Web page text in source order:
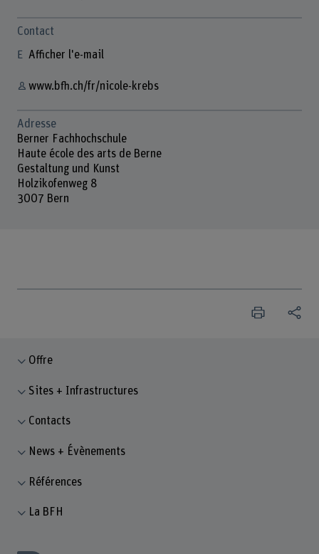
Contact
Afficher l'e-mail
www.bfh.ch/fr/nicole-krebs
Adresse
Berner Fachhochschule
Haute école des arts de Berne
Gestaltung und Kunst
Holzikofenweg 8
3007 Bern
Offre
Sites + Infrastructures
Contacts
News + Évènements
Références
La BFH